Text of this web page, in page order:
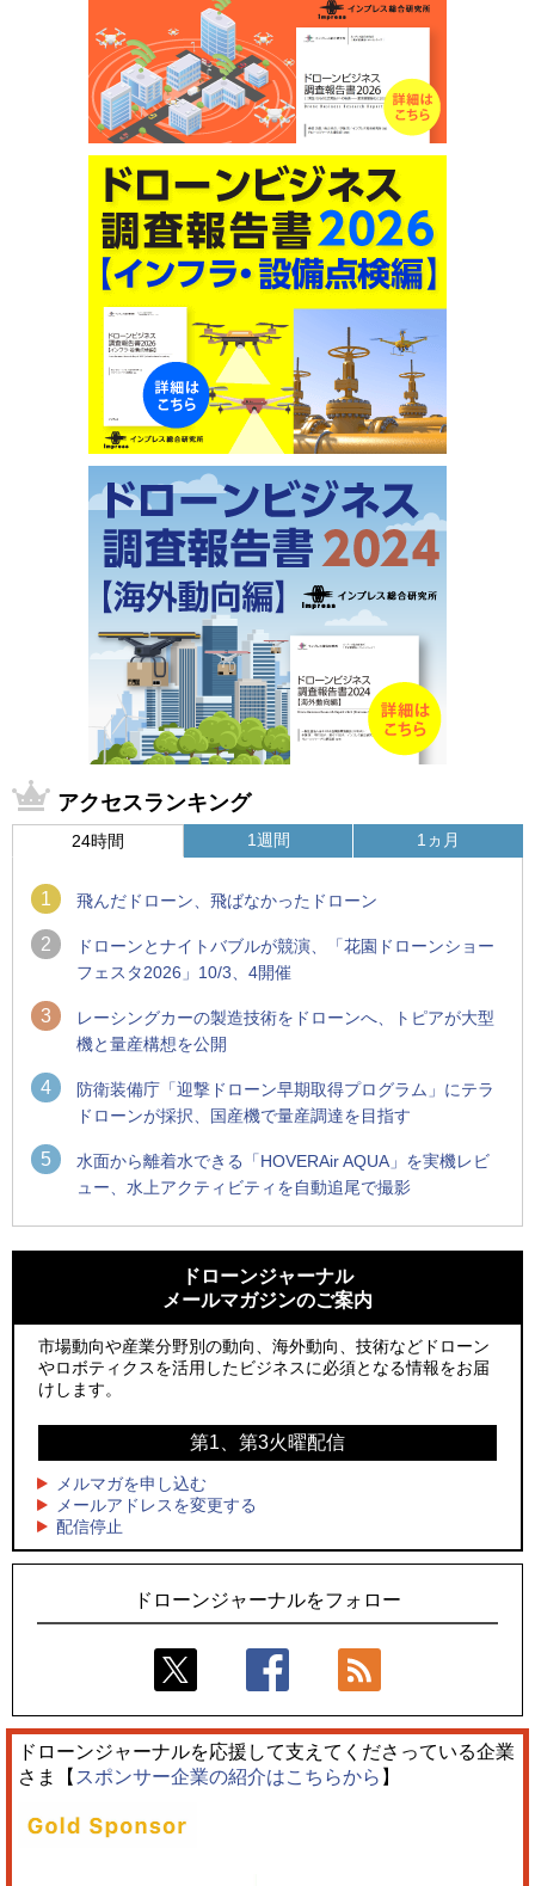
アクセスランキング
24時間
1 飛んだドローン、飛ばなかったドローン
2
ドローンとナイトバブルが競演、「花園ドローンショー
フェスタ2026」10/3、4開催
3
レーシングカーの製造技術をドローンへ、トピアが大型
機と量産構想を公開
4
防衛装備庁「迎撃ドローン早期取得プログラム」にテラ
ドローンが採択、国産機で量産調達を目指す
5
水面から離着水できる「HOVERAir AQUA」を実機レビ
ュー、水上アクティビティを自動追尾で撮影
1週間
ーンが採択、国産機で量産調達を目指す
ROBOZ、北名古屋市制20周年記念で「空飛ぶLEDスクリー
ン」とドローンショーによる新演出を実施
レッドクリフ、足利花火大会で映画『スパイダーマン』や
飛んだドローン、飛ばなかったドローン
ドローンとナイトバブルが競演、「花園ドローンショーフェ
スタ2026」10/3、4開催
1ヵ月
ン」とドローンショーによる新演出を実施
防衛装備庁「迎撃ドローン早期取得プログラム」にテラドロ
ーンが採択、国産機で量産調達を目指す
サザンビーチちがさき花火大会で「復活の花火」打ち上げ、
国産AUVを社会実装へ、スタートアップ「BlueArch株式会
社」設立
ロボデックス、2時間超の飛行を目指す新型水素燃料電池ドロ
ーンを公開
ドローンジャーナル
メールマガジンのご案内
市場動向や産業分野別の動向、海外動向、技術などドローン
やロボティクスを活用したビジネスに必須となる情報をお届
けします。
第1、第3火曜配信
メルマガを申し込む
メールアドレスを変更する
配信停止
ドローンジャーナルをフォロー
ドローンジャーナルを応援して支えてくださっている企業
さま【 スポンサー企業の紹介はこちらから 】